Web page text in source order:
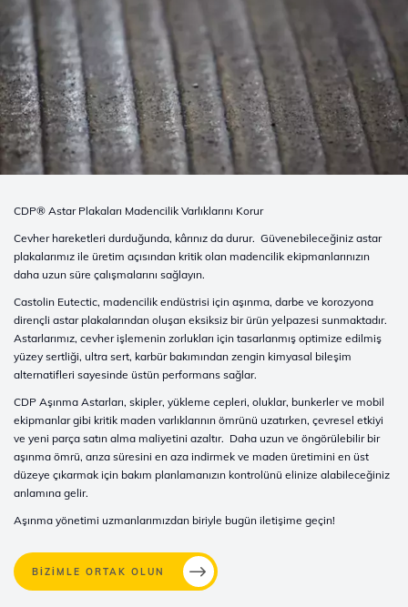
CDP® Astar Plakaları Madencilik Varlıklarını Korur
Cevher hareketleri durduğunda, kârınız da durur. Güvenebileceğiniz astar
plakalarımız ile üretim açısından kritik olan madencilik ekipmanlarınızın
daha uzun süre çalışmalarını sağlayın.
Castolin Eutectic, madencilik endüstrisi için aşınma, darbe ve korozyona
dirençli astar plakalarından oluşan eksiksiz bir ürün yelpazesi sunmaktadır.
Astarlarımız, cevher işlemenin zorlukları için tasarlanmış optimize edilmiş
yüzey sertliği, ultra sert, karbür bakımından zengin kimyasal bileşim
alternatifleri sayesinde üstün performans sağlar.
CDP Aşınma Astarları, skipler, yükleme cepleri, oluklar, bunkerler ve mobil
ekipmanlar gibi kritik maden varlıklarının ömrünü uzatırken, çevresel etkiyi
ve yeni parça satın alma maliyetini azaltır. Daha uzun ve öngörülebilir bir
aşınma ömrü, arıza süresini en aza indirmek ve maden üretimini en üst
düzeye çıkarmak için bakım planlamanızın kontrolünü elinize alabileceğiniz
anlamına gelir.
Aşınma yönetimi uzmanlarımızdan biriyle bugün iletişime geçin!
BİZİMLE ORTAK OLUN